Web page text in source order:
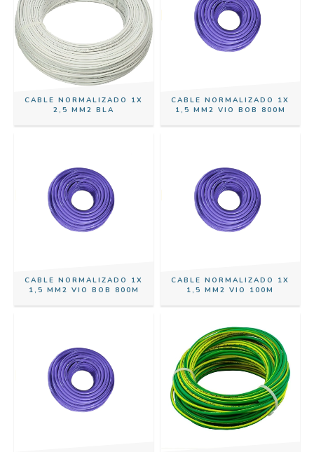
CABLE NORMALIZADO 1X
2,5 MM2 BLA
CABLE NORMALIZADO 1X
1,5 MM2 VIO BOB 800M
CABLE NORMALIZADO 1X
1,5 MM2 VIO BOB 800M
CABLE NORMALIZADO 1X
1,5 MM2 VIO 100M